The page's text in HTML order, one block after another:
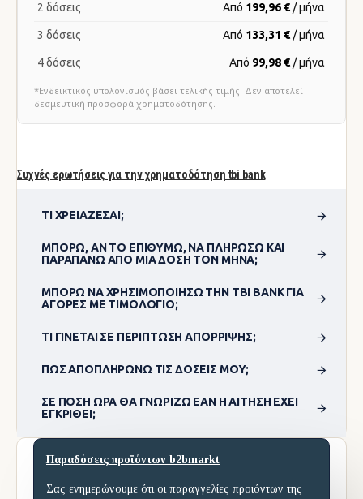
Συχνές ερωτήσεις για την χρηματοδότηση tbi bank
ΤΙ ΧΡΕΙΆΖΕΣΑΙ;
ΜΠΟΡΏ, ΑΝ ΤΟ ΕΠΙΘΥΜΏ, ΝΑ ΠΛΗΡΏΣΩ ΚΑΙ
ΠΑΡΑΠΆΝΩ ΑΠΌ ΜΊΑ ΔΌΣΗ ΤΟΝ ΜΉΝΑ;
ΜΠΟΡΏ ΝΑ ΧΡΗΣΙΜΟΠΟΊΗΣΩ ΤΗΝ TBI BANK ΓΙΑ
ΑΓΟΡΈΣ ΜΕ ΤΙΜΟΛΌΓΙΟ;
ΤΙ ΓΊΝΕΤΑΙ ΣΕ ΠΕΡΊΠΤΩΣΗ ΑΠΌΡΡΙΨΗΣ;
ΠΏΣ ΑΠΟΠΛΗΡΏΝΩ ΤΙΣ ΔΌΣΕΙΣ ΜΟΥ;
ΣΕ ΠΌΣΗ ΏΡΑ ΘΑ ΓΝΩΡΊΖΩ ΕΆΝ Η ΑΊΤΗΣΗ ΈΧΕΙ
ΕΓΚΡΙΘΕΊ;
2 δόσεις Από 199,96 € / μήνα
3 δόσεις Από 133,31 € / μήνα
4 δόσεις Από 99,98 € / μήνα
*Ενδεικτικός υπολογισμός βάσει τελικής τιμής. Δεν αποτελεί
δεσμευτική προσφορά χρηματοδότησης.
Παραδόσεις προϊόντων b2bmarkt
Σας ενημερώνουμε ότι οι παραγγελίες προιόντων της